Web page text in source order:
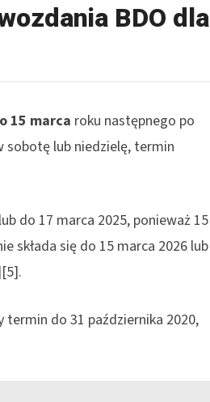
BDO dla
15 marca roku następnego po
lub niedzielę, termin
do 17 marca 2025, ponieważ 15
składa się do 15 marca 2026 lub
termin do 31 października 2020,